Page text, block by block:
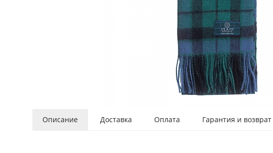
Описание Доставка Оплата Гарантия и возврат